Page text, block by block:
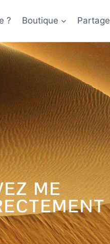
? Boutique Partage
ME